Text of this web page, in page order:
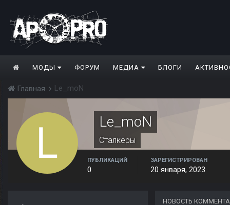
МОДЫ ФОРУМ МЕДИА БЛОГИ
Главная Le_moN
Le_moN
Сталкеры
ПУБЛИКАЦИЙ
0
ЗАРЕГИСТРИРОВАН
20 января, 2023
НОВОСТЬ